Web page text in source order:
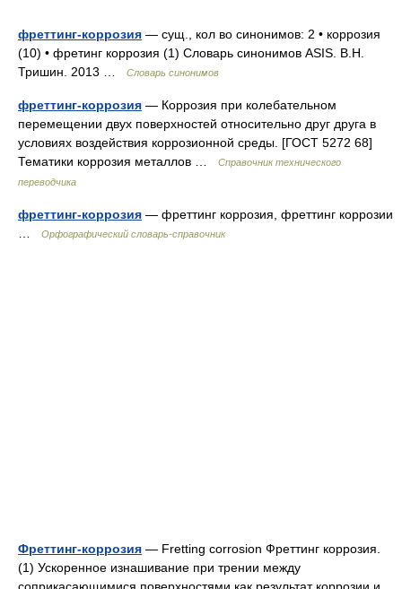
фреттинг-коррозия — сущ., кол во синонимов: 2 • коррозия
(10) • фретинг коррозия (1) Словарь синонимов ASIS. В.Н.
Тришин. 2013 …
Словарь синонимов
фреттинг-коррозия — Коррозия при колебательном
перемещении двух поверхностей относительно друг друга в
условиях воздействия коррозионной среды. [ГОСТ 5272 68]
Тематики коррозия металлов …
Справочник технического
переводчика
фреттинг-коррозия — фреттинг коррозия, фреттинг коррозии
Орфографический словарь-справочник
Фреттинг-коррозия — Fretting corrosion Фреттинг коррозия.
(1) Ускоренное изнашивание при трении между